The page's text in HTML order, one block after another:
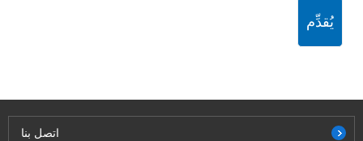
يُقدِّم
اتصل بنا